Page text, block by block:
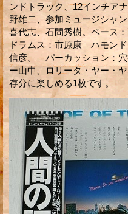
ンドトラック、12インチア
野雄二、参加ミュージシャ
喜代志、石間秀樹。ベース
ドラムス：市原康 ハモン
信彦。 パーカッション：穴
ー山中、ロリータ・ヤー・
存分に楽しめる1枚です。